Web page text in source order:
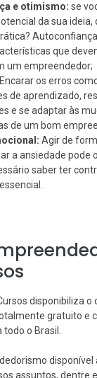
e otimismo: se
da sua ideia,
que
um empreendedor;
Encarar os erros
de aprendizado,
e se adaptar às
de um bom
Agir de
a ansiedade pode
saber ter
disponibiliza o
gratuito e
o Brasil.
disponível
assuntos, dentre